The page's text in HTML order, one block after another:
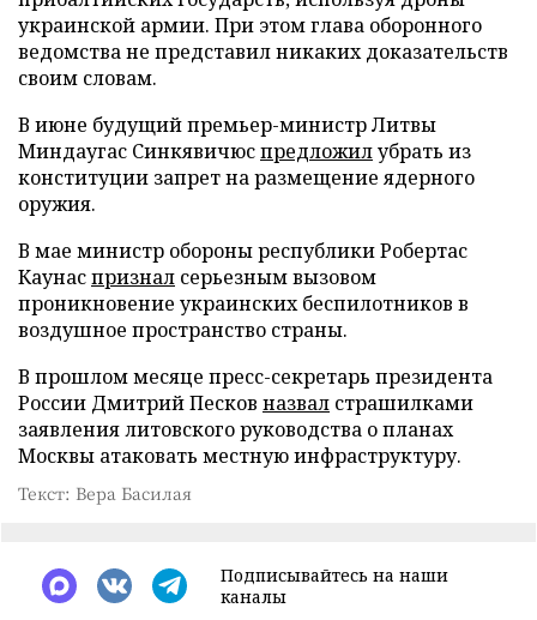
украинской армии. При этом глава оборонного
ведомства не представил никаких доказательств
своим словам.
В июне будущий премьер-министр Литвы
Миндаугас Синкявичюспредложилубрать из
конституции запрет на размещение ядерного
оружия.
В мае министр обороны республики Робертас
Каунаспризнал серьезным вызовом
проникновение украинских беспилотников в
воздушное пространство страны.
В прошлом месяце пресс-секретарь президента
России Дмитрий Песков назвал страшилками
заявления литовского руководства о планах
Москвы атаковать местную инфраструктуру.
Текст: Вера Басилая
Подписывайтесь на наши
каналы